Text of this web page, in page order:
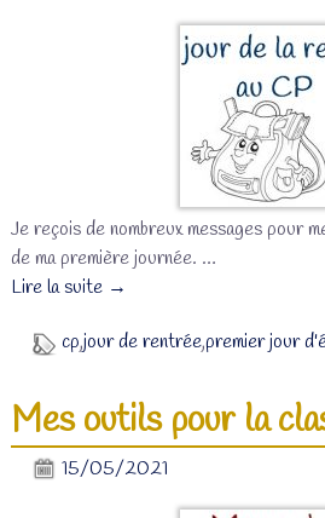
Je reçois de nombreux messages pour
de ma première journée. …
Lire la suite →
cp,jour de rentrée,premier jour
Mes outils pour la
15/05/2021